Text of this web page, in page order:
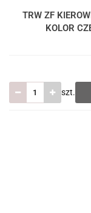
TRW ZF
KOLOR
szt.